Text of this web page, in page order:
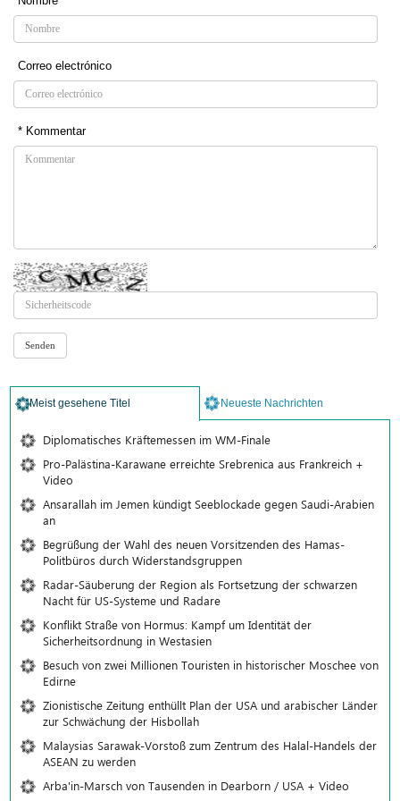
Correo electrónico
* Kommentar
Meist gesehene Titel Neueste Nachrichten
Diplomatisches Kräftemessen im WM-Finale
Pro-Palästina-Karawane erreichte Srebrenica aus Frankreich +
Video
Ansarallah im Jemen kündigt Seeblockade gegen Saudi-Arabien
an
Begrüßung der Wahl des neuen Vorsitzenden des Hamas-
Politbüros durch Widerstandsgruppen
Radar-Säuberung der Region als Fortsetzung der schwarzen
Nacht für US-Systeme und Radare
Konflikt Straße von Hormus: Kampf um Identität der
Sicherheitsordnung in Westasien
Besuch von zwei Millionen Touristen in historischer Moschee von
Edirne
Zionistische Zeitung enthüllt Plan der USA und arabischer Länder
zur Schwächung der Hisbollah
Malaysias Sarawak-Vorstoß zum Zentrum des Halal-Handels der
ASEAN zu werden
Arba'in-Marsch von Tausenden in Dearborn / USA + Video